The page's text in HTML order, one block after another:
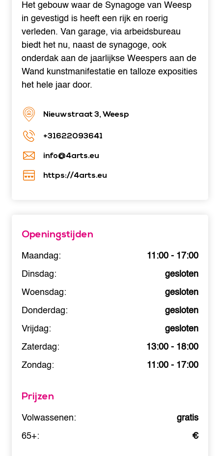
Het gebouw waar de Synagoge van Weesp
in gevestigd is heeft een rijk en roerig
verleden. Van garage, via arbeidsbureau
biedt het nu, naast de synagoge, ook
onderdak aan de jaarlijkse Weespers aan de
Wand kunstmanifestatie en talloze exposities
het hele jaar door.
Nieuwstraat 3, Weesp
+31622093641
info@4arts.eu
https://4arts.eu
Openingstijden
Maandag:
11:00 - 17:00
Dinsdag:
gesloten
Woensdag:
gesloten
Donderdag:
gesloten
Vrijdag:
gesloten
Zaterdag:
13:00 - 18:00
Zondag:
11:00 - 17:00
Prijzen
Volwassenen:
gratis
65+:
€